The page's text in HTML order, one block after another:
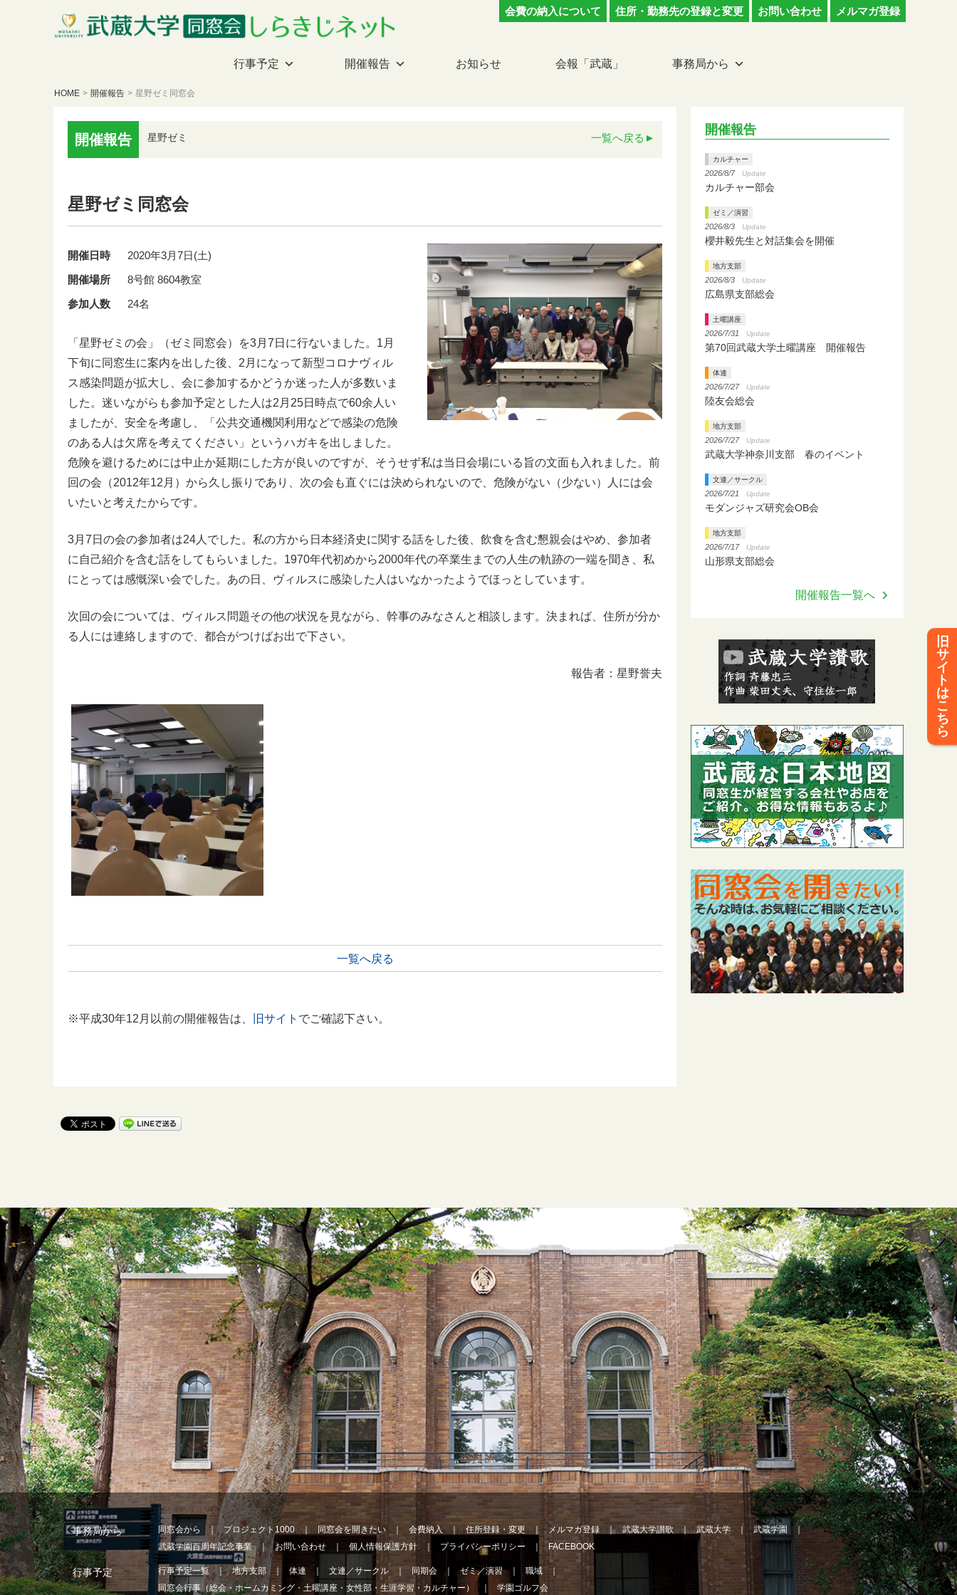
会費の納入について 住所・勤務先の登録と変更 お問い合わせ メルマガ登録
行事予定 開催報告 お知らせ 会報「武蔵」 事務局から
HOME > 開催報告 > 星野ゼミ同窓会
開催報告 星野ゼミ 一覧へ戻る
星野ゼミ同窓会
開催日時
2020年3月7日(土)
開催場所
8号館 8604教室
参加人数
24名
「星野ゼミの会」（ゼミ同窓会）を3月7日に行ないました。1月
下旬に同窓生に案内を出した後、2月になって新型コロナヴィル
ス感染問題が拡大し、会に参加するかどうか迷った人が多数いま
した。迷いながらも参加予定とした人は2月25日時点で60余人い
ましたが、安全を考慮し、「公共交通機関利用などで感染の危険
のある人は欠席を考えてください」というハガキを出しました。
危険を避けるためには中止か延期にした方が良いのですが、そうせず私は当日会場にいる旨の文面も入れました。前
回の会（2012年12月）から久し振りであり、次の会も直ぐには決められないので、危険がない（少ない）人には会
いたいと考えたからです。
3月7日の会の参加者は24人でした。私の方から日本経済史に関する話をした後、飲食を含む懇親会はやめ、参加者
に自己紹介を含む話をしてもらいました。1970年代初めから2000年代の卒業生までの人生の軌跡の一端を聞き、私
にとっては感慨深い会でした。あの日、ヴィルスに感染した人はいなかったようでほっとしています。
次回の会については、ヴィルス問題その他の状況を見ながら、幹事のみなさんと相談します。決まれば、住所が分か
る人には連絡しますので、都合がつけばお出で下さい。
報告者：星野誉夫
一覧へ戻る
※平成30年12月以前の開催報告は、 旧サイト でご確認下さい。
開催報告
カルチャー
2026/8/7 Update
カルチャー部会
ゼミ／演習
2026/8/3 Update
櫻井毅先生と対話集会を開催
地方支部
2026/8/3 Update
広島県支部総会
土曜講座
2026/7/31 Update
第70回武蔵大学土曜講座 開催報告
体連
2026/7/27 Update
陸友会総会
地方支部
2026/7/27 Update
武蔵大学神奈川支部 春のイベント
文連／サークル
2026/7/21 Update
モダンジャズ研究会OB会
地方支部
2026/7/17 Update
山形県支部総会
開催報告一覧へ
事務局から 同窓会から プロジェクト1000 同窓会を開きたい 会費納入 住所登録・変更 メルマガ登録 武蔵大学讃歌 武蔵大学
武蔵学園
武蔵学園百周年記念事業
お問い合わせ 個人情報保護方針 プライバシーポリシー FACEBOOK
行事予定 行事予定一覧 地方支部 体連 文連／サークル 同期会 ゼミ／演習
職域
同窓会行事（総会・ホームカミング・土曜講座・女性部・生涯学習・カルチャー）
学園ゴルフ会
旧
サ
イ
ト
は
こ
ち
ら